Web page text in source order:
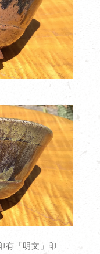
有「明文」印